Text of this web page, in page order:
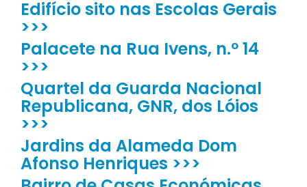
Edifício sito nas Escolas Gerais
>>>
Palacete na Rua Ivens, n.º 14
>>>
Quartel da Guarda Nacional
Republicana, GNR, dos Lóios
>>>
Jardins da Alameda Dom
Afonso Henriques >>>